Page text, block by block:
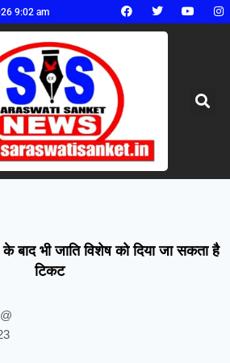
9:02 am
के बाद भी जाति विशेष को दिया जा सकता है
टिकट